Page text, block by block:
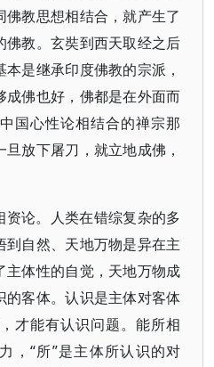
教思想相结合，就产生了
教。玄奘到西天取经之后
是继承印度佛教的宗派，
佛也好，佛都是在外面而
国心性论相结合的禅宗那
放下屠刀，就立地成佛，
资论。人类在错综复杂的多
自然、天地万物是异在主
体性的自觉，天地万物成
的客体。认识是主体对客体
才能有认识问题。能所相
，“所”是主体所认识的对